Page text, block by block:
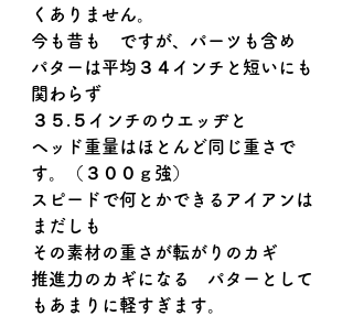
くありません。
今も昔も　ですが、パーツも含め
パターは平均３４インチと短いにも
関わらず
３５.５インチのウエッヂと
ヘッド重量はほとんど同じ重さで
す。（３００ｇ強）
スピードで何とかできるアイアンは
まだしも
その素材の重さが転がりのカギ
推進力のカギになる　パターとして
もあまりに軽すぎます。